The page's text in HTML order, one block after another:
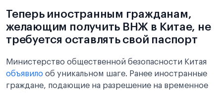
Теперь иностранным гражданам,
желающим получить ВНЖ в Китае, не
требуется оставлять свой паспорт
Министерство общественной безопасности Китая
объявило об уникальном шаге. Ранее иностранные
граждане, подающие на разрешение на временное